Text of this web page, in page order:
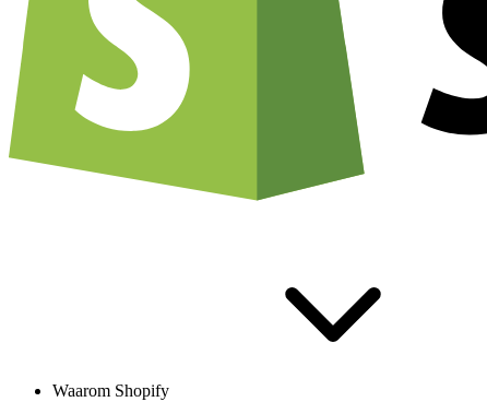
Waarom Shopify